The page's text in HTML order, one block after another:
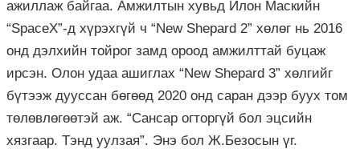
ажиллаж байгаа. Амжилтын хувьд Илон Маскийн
“SpaceX”-д хүрэхгүй ч “New Shepard 2” хөлөг нь 2016
онд дэлхийн тойрог замд ороод амжилттай буцаж
ирсэн. Олон удаа ашиглах “New Shepard 3” хөлгийг
бүтээж дууссан бөгөөд 2020 онд саран дээр буух том
төлөвлөгөөтэй аж. “Сансар огторгүй бол эцсийн
хязгаар. Тэнд уулзая”. Энэ бол Ж.Безосын үг.